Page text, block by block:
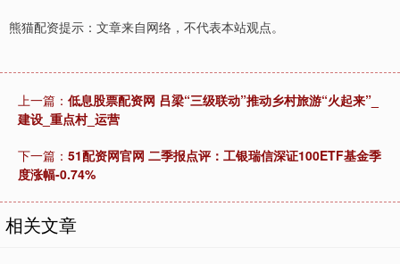
熊猫配资提示：文章来自网络，不代表本站观点。
上一篇： 低息股票配资网 吕梁“三级联动”推动乡村旅游“火起来”_
建设_重点村_运营
下一篇： 51配资网官网 二季报点评：工银瑞信深证100ETF基金季
度涨幅-0.74%
相关文章